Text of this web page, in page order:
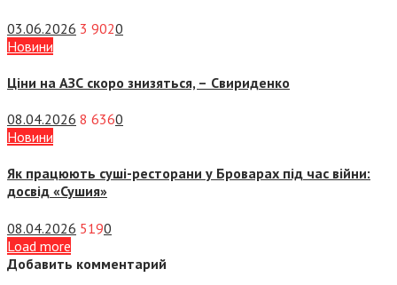
03.06.2026 3 9020
Новини
Ціни на АЗС скоро знизяться, – Свириденко
08.04.2026 8 6360
Новини
Як працюють суші-ресторани у Броварах під час війни:
досвід «Сушия»
08.04.2026 5190
Load more
Добавить комментарий